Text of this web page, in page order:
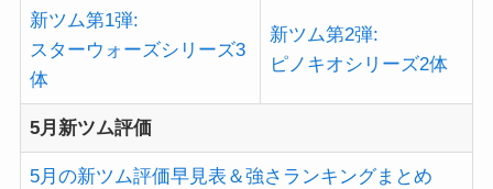
新ツム第1弾:
スターウォーズシリーズ3
体
新ツム第2弾:
ピノキオシリーズ2体
5月新ツム評価
5月の新ツム評価早見表＆強さランキングまとめ